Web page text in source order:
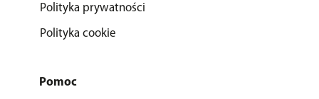
Polityka prywatności
Polityka cookie
Pomoc